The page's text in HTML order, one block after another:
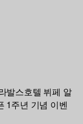
발스호텔 뷔페 알
1주년 기념 이벤